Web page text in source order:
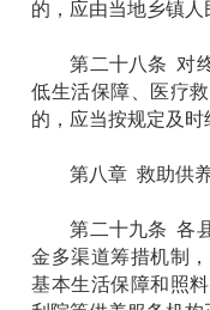
的，应由当地乡镇人
第二十八条 对终
低生活保障、医疗
的，应当按规定及时
第八章 救助供养
第二十九条 各县
金多渠道筹措机制
基本生活保障和照